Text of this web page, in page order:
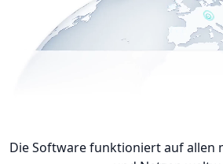
Die Software funktioniert auf allen